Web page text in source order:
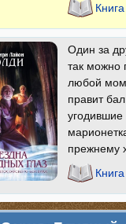
Один за
так можно
любой
правит
угодившие
прежнему